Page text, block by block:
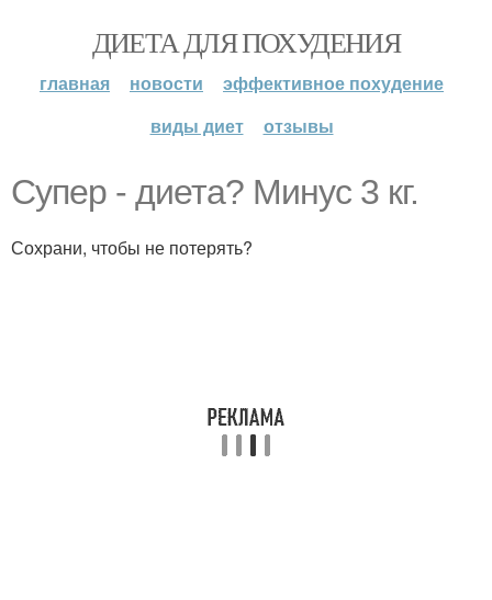
ДИЕТА ДЛЯ ПОХУДЕНИЯ
главная новости
эффективное похудение
виды диет
отзывы
Супер - диета? Минус 3 кг.
Сохрани, чтобы не потерять?